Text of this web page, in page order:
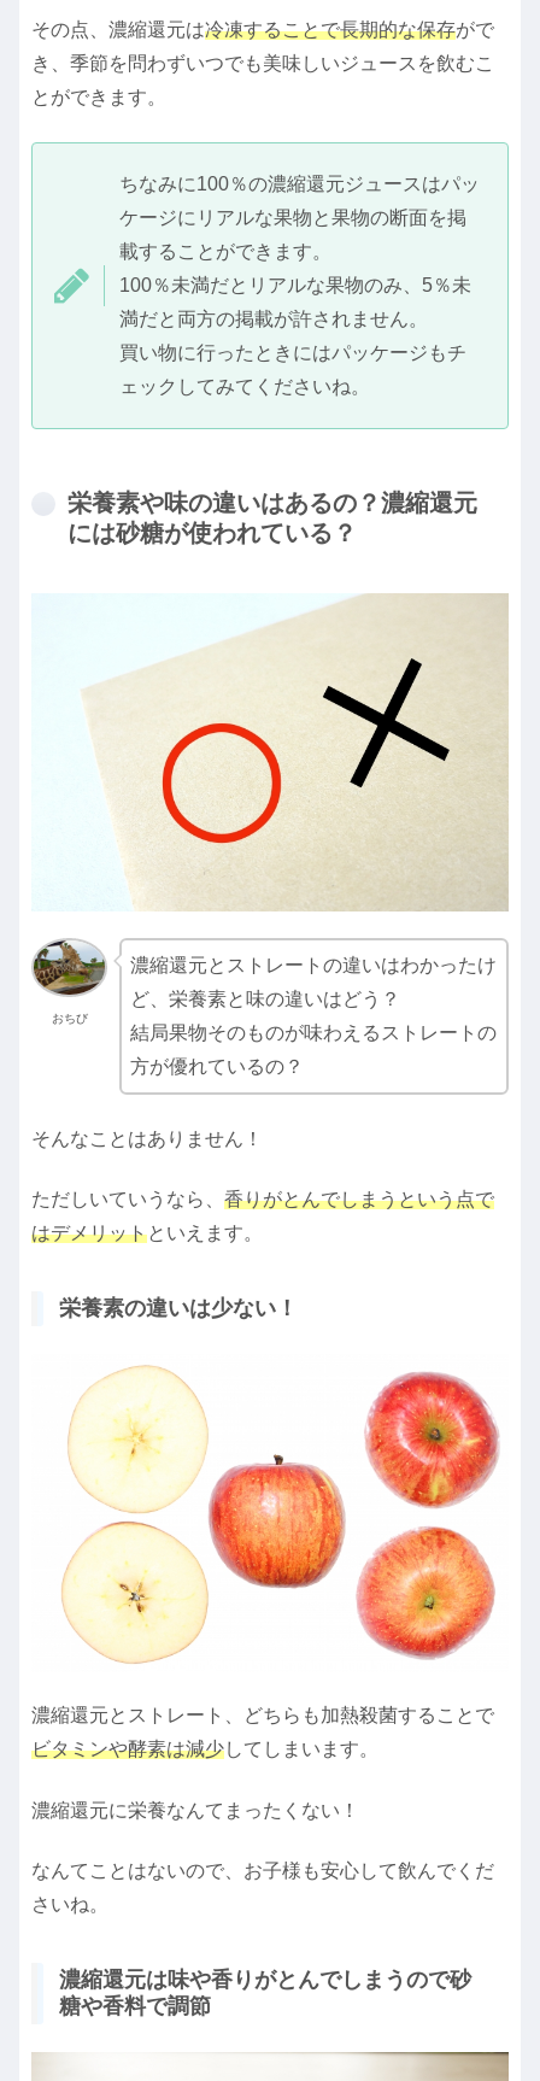
その点、濃縮還元は冷凍することで長期的な保存がで
き、季節を問わずいつでも美味しいジュースを飲むこ
とができます。
ちなみに100％の濃縮還元ジュースはパッ
ケージにリアルな果物と果物の断面を掲
載することができます。
100％未満だとリアルな果物のみ、5％未
満だと両方の掲載が許されません。
買い物に行ったときにはパッケージもチ
ェックしてみてくださいね。
栄養素や味の違いはあるの？濃縮還元
には砂糖が使われている？
おちび
濃縮還元とストレートの違いはわかったけ
ど、栄養素と味の違いはどう？
結局果物そのものが味わえるストレートの
方が優れているの？
そんなことはありません！
ただしいていうなら、 香りがとんでしまうという点で
はデメリットといえます。
栄養素の違いは少ない！
濃縮還元とストレート、どちらも加熱殺菌することで
ビタミンや酵素は減少してしまいます。
濃縮還元に栄養なんてまったくない！
なんてことはないので、お子様も安心して飲んでくだ
さいね。
濃縮還元は味や香りがとんでしまうので砂
糖や香料で調節